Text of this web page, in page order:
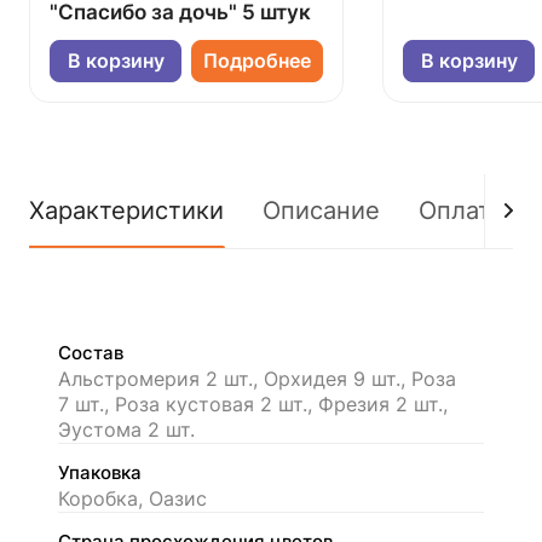
"Спасибо за дочь" 5 штук
В корзину Подробнее В корзину
Характеристики Описание Оплата
Состав
Альстромерия 2 шт., Орхидея 9 шт., Роза
7 шт., Роза кустовая 2 шт., Фрезия 2 шт.,
Эустома 2 шт.
Упаковка
Коробка, Оазис